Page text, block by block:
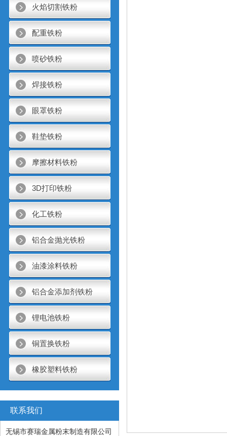
火焰切割铁粉
配重铁粉
喷砂铁粉
焊接铁粉
眼罩铁粉
鞋垫铁粉
摩擦材料铁粉
3D打印铁粉
化工铁粉
铝合金抛光铁粉
油漆涂料铁粉
铝合金添加剂铁粉
锂电池铁粉
铜置换铁粉
橡胶塑料铁粉
联系我们
无锡市赛瑞金属粉末制造有限公司